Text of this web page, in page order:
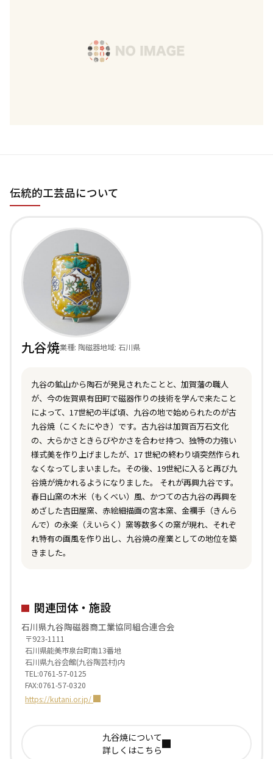
伝統的工芸品について
九谷焼業種: 陶磁器地域: 石川県
九谷の鉱山から陶石が発見されたことと、加賀藩の職人
が、今の佐賀県有田町で磁器作りの技術を学んで来たこと
によって、17世紀の半ば頃、九谷の地で始められたのが古
九谷焼（こくたにやき）です。古九谷は加賀百万石文化
の、大らかさときらびやかさを合わせ持つ、独特の力強い
様式美を作り上げましたが、17 世紀の終わり頃突然作られ
なくなってしまいました。その後、19世紀に入ると再び九
谷焼が焼かれるようになりました。 それが再興九谷です。
春日山窯の木米（もくべい）風、かつての古九谷の再興を
めざした吉田屋窯、赤絵細描画の宮本窯、金襴手（きんら
んで）の永楽（えいらく）窯等数多くの窯が現れ、それぞ
れ特有の画風を作り出し、九谷焼の産業としての地位を築
きました。
関連団体・施設
石川県九谷陶磁器商工業協同組合連合会
〒923-1111
石川県能美市泉台町南13番地
石川県九谷会館(九谷陶芸村)内
TEL:0761-57-0125
FAX:0761-57-0320
https://kutani.or.jp/
九谷焼について
詳しくはこちら